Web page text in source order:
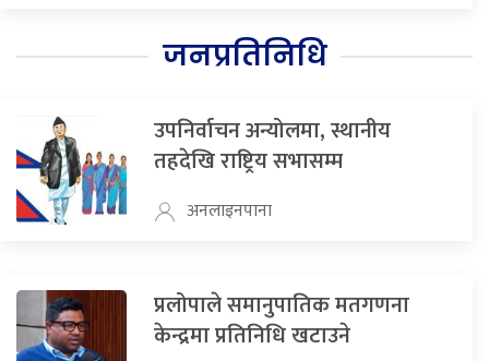
जनप्रतिनिधि
उपनिर्वाचन अन्योलमा, स्थानीय
तहदेखि राष्ट्रिय सभासम्म
अनलाइनपाना
प्रलोपाले समानुपातिक मतगणना
केन्द्रमा प्रतिनिधि खटाउने